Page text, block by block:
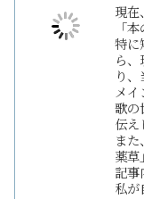
現在
「
特に
ら
り
メ
歌の
伝え
また
薬草
記事
私が